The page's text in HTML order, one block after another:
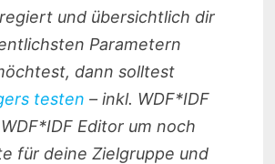
und übersichtlich dir
Parametern
dann solltest
testen – inkl. WDF*IDF
Editor um noch
für deine Zielgruppe und